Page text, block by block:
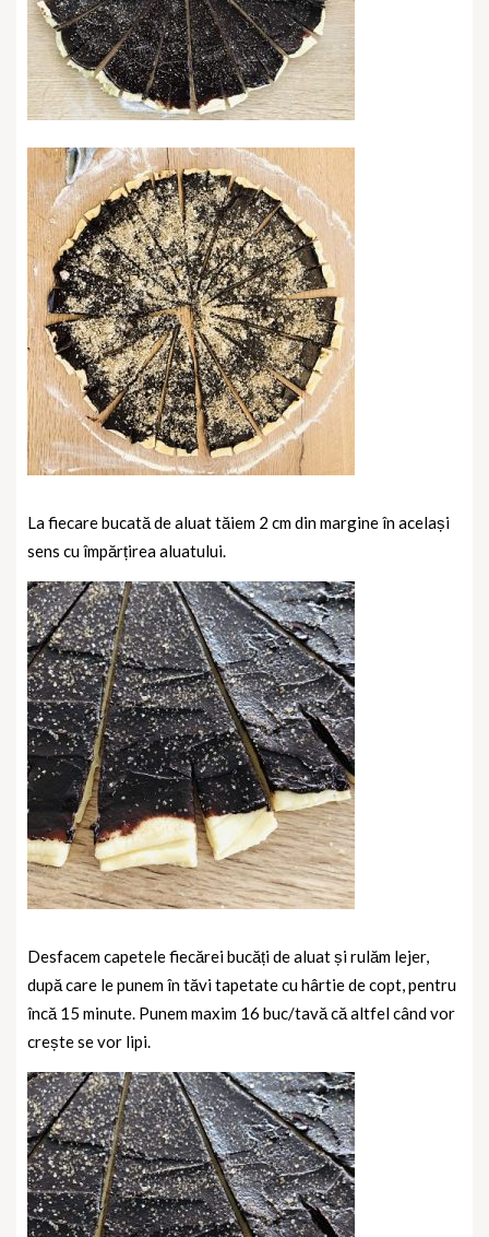
La fiecare bucată de aluat tăiem 2 cm din margine în același
sens cu împărțirea aluatului.
Desfacem capetele fiecărei bucăți de aluat și rulăm lejer,
după care le punem în tăvi tapetate cu hârtie de copt, pentru
încă 15 minute. Punem maxim 16 buc/tavă că altfel când vor
crește se vor lipi.